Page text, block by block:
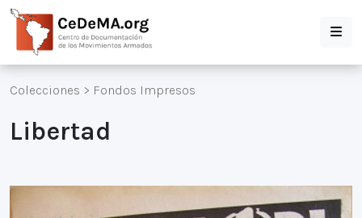
Colecciones > Fondos Impresos
Libertad